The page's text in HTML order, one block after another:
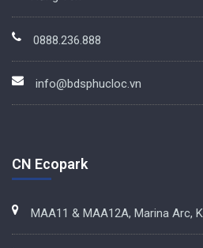
0888.236.888
info@bdsphucloc.vn
CN Ecopark
MAA11 & MAA12A, Marina Arc,